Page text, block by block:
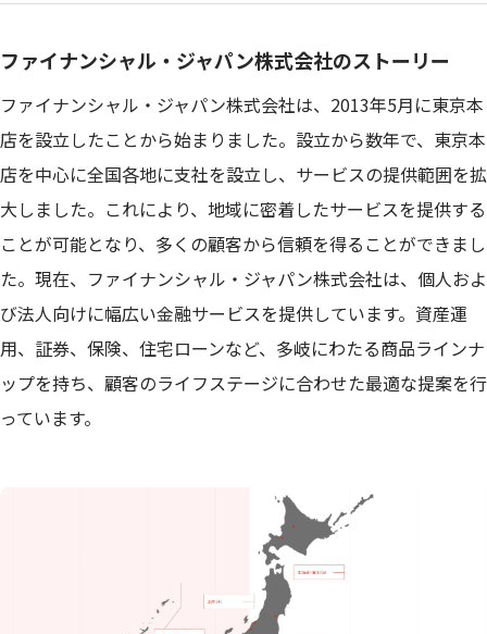
ファイナンシャル・ジャパン株式会社のストーリー
ファイナンシャル・ジャパン株式会社は、2013年5月に東京本
店を設立したことから始まりました。設立から数年で、東京本
店を中心に全国各地に支社を設立し、サービスの提供範囲を拡
大しました。これにより、地域に密着したサービスを提供する
ことが可能となり、多くの顧客から信頼を得ることができまし
た。現在、ファイナンシャル・ジャパン株式会社は、個人およ
び法人向けに幅広い金融サービスを提供しています。資産運
用、証券、保険、住宅ローンなど、多岐にわたる商品ラインナ
ップを持ち、顧客のライフステージに合わせた最適な提案を行
っています。